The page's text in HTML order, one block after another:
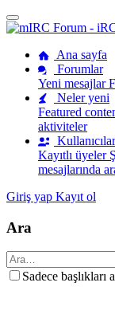
Ana sayfa
Forumlar
Yeni mesajlar
Neler yeni
Featured
aktiviteler
Kullanıcılar
Kayıtlı üyeler
mesajlarında
Giriş yap Kayıt ol
Ara
Sadece başlıkları